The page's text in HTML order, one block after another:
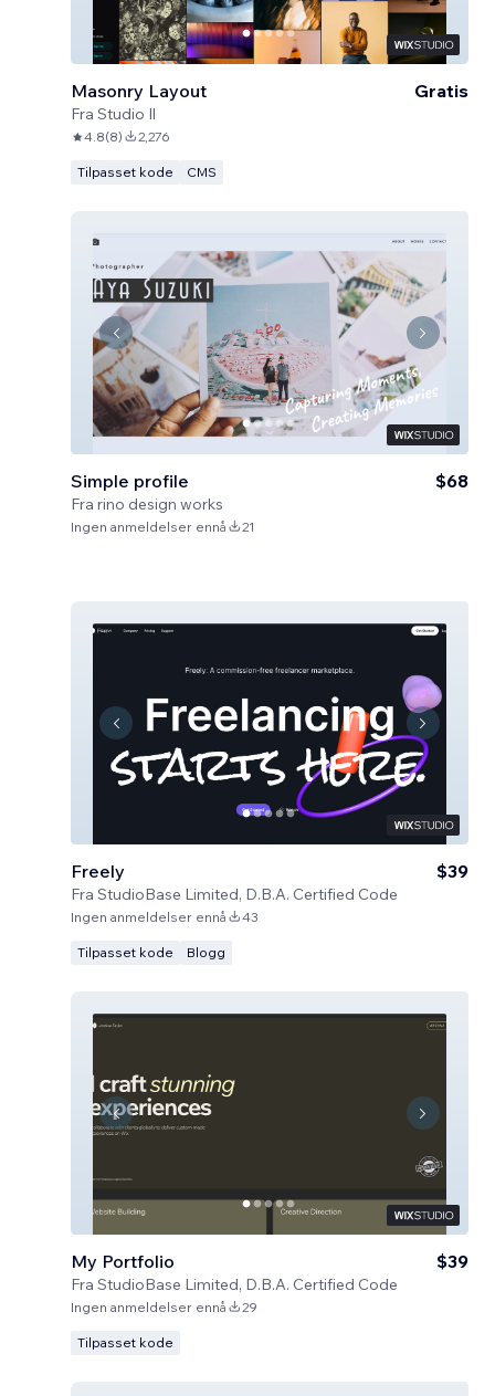
Masonry Layout
Fra Studio Il
Gratis
4.8(8) 2,276
Tilpasset kode CMS
Simple profile
Fra rino design works
$68
Ingen anmeldelser ennå 21
Freely
Fra StudioBase Limited, D.B.A. Certified Code
$39
Ingen anmeldelser ennå 43
Tilpasset kode Blogg
My Portfolio
Fra StudioBase Limited, D.B.A. Certified Code
$39
Ingen anmeldelser ennå 29
Tilpasset kode